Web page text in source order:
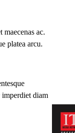
ac.
platea arcu.
diam